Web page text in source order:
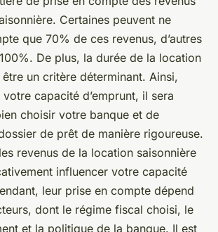
Certaines peuvent ne
que 70% de ces revenus, d’autres
De plus, la durée de la location
un critère déterminant. Ainsi,
capacité d’emprunt, il sera
choisir votre banque et de
de prêt de manière rigoureuse.
revenus de la location saisonnière
influencer votre capacité
leur prise en compte dépend
dont le régime fiscal choisi, le
et la politique de la banque. Il est